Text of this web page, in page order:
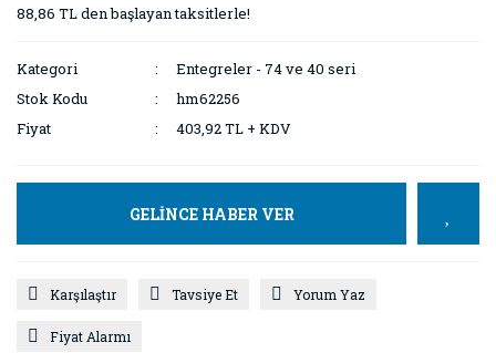
88,86 TL den başlayan taksitlerle!
Kategori
Entegreler - 74 ve 40 seri
Stok Kodu
hm62256
Fiyat
403,92 TL + KDV
GELİNCE HABER VER
Karşılaştır Tavsiye Et Yorum Yaz
Fiyat Alarmı